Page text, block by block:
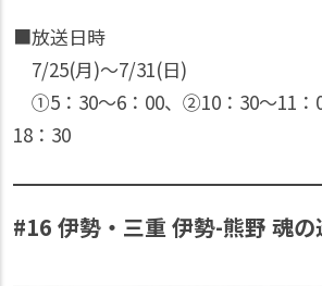
■放送日時
7/25(月)〜7/31(日)
①5：30〜6：00、②10：30〜11：
18：30
#16 伊勢・三重 伊勢-熊野 魂の